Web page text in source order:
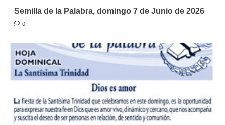
Semilla de la Palabra, domingo 7 de Junio de 2026
0